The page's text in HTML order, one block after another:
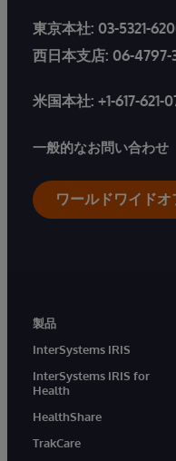
東京本社: 03-5321-
西日本支店: 06-4797-
米国本社: +1-617-621-
一般的なお問い合わせ
ワールドワイドオ
製品
InterSystems IRIS
InterSystems IRIS for
Health
HealthShare
TrakCare